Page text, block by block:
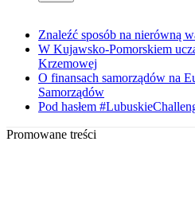
Znaleźć sposób na nierówną
W Kujawsko-Pomorskiem
Krzemowej
O finansach samorządów na
Samorządów
Pod hasłem
Promowane treści